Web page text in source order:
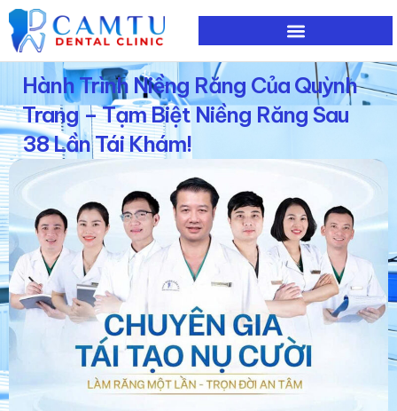
Nhảy
tới
nội
dungHành Trình Niềng Răng Của Quỳnh
Trang – Tạm Biệt Niềng Răng Sau
38 Lần Tái Khám!